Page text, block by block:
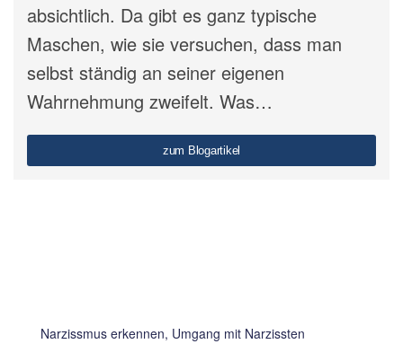
absichtlich. Da gibt es ganz typische
Maschen, wie sie versuchen, dass man
selbst ständig an seiner eigenen
Wahrnehmung zweifelt. Was…
zum Blogartikel
Narzissmus erkennen, Umgang mit Narzissten